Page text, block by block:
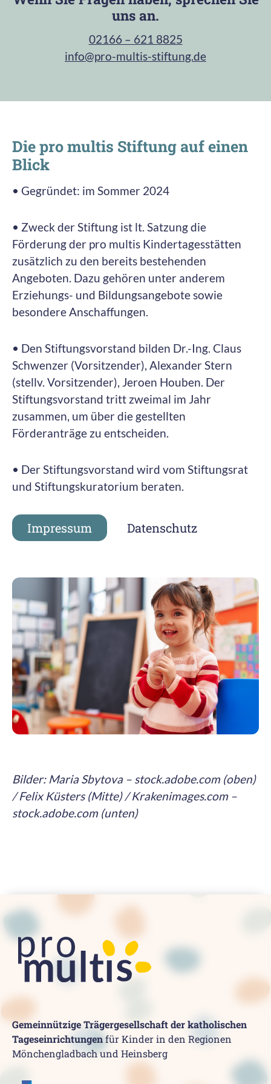
uns an.
02166 – 621 8825
info@pro-multis-stiftung.de
Die pro multis Stiftung auf einen
Blick
• Gegründet: im Sommer 2024
• Zweck der Stiftung ist lt. Satzung die
Förderung der pro multis Kindertagesstätten
zusätzlich zu den bereits bestehenden
Angeboten. Dazu gehören unter anderem
Erziehungs- und Bildungsangebote sowie
besondere Anschaffungen.
• Den Stiftungsvorstand bilden Dr.-Ing. Claus
Schwenzer (Vorsitzender), Alexander Stern
(stellv. Vorsitzender), Jeroen Houben. Der
Stiftungsvorstand tritt zweimal im Jahr
zusammen, um über die gestellten
Förderanträge zu entscheiden.
• Der Stiftungsvorstand wird vom Stiftungsrat
und Stiftungskuratorium beraten.
Impressum Datenschutz
Bilder: Maria Sbytova – stock.adobe.com (oben)
/ Felix Küsters (Mitte) /Krakenimages.com –
stock.adobe.com (unten)
Gemeinnützige Trägergesellschaft der katholischen
Tageseinrichtungenfür Kinder in den Regionen
Mönchengladbach und Heinsberg